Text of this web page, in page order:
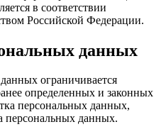
в соответствии
Российской Федерации.
данных
ограничивается
определенных и законных
персональных данных,
персональных данных.